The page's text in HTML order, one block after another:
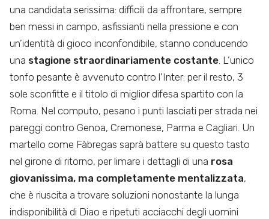
una candidata serissima: difficili da affrontare, sempre
ben messi in campo, asfissianti nella pressione e con
un’identità di gioco inconfondibile, stanno conducendo
una stagione straordinariamente costante. L’unico
tonfo pesante è avvenuto contro l’Inter: per il resto, 3
sole sconfitte e il titolo di miglior difesa spartito con la
Roma. Nel computo, pesano i punti lasciati per strada nei
pareggi contro Genoa, Cremonese, Parma e Cagliari. Un
martello come Fàbregas saprà battere su questo tasto
nel girone di ritorno, per limare i dettagli di una rosa
giovanissima, ma completamente mentalizzata,
che è riuscita a trovare soluzioni nonostante la lunga
indisponibilità di Diao e ripetuti acciacchi degli uomini